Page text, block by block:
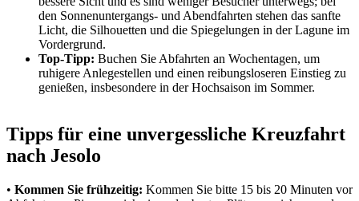
den Sonnenuntergangs- und Abendfahrten stehen das sanfte
Licht, die Silhouetten und die Spiegelungen in der Lagune im
Vordergrund.
Top-Tipp: Buchen Sie Abfahrten an Wochentagen, um
ruhigere Anlegestellen und einen reibungsloseren Einstieg zu
genießen, insbesondere in der Hochsaison im Sommer.
Tipps für eine unvergessliche Kreuzfahrt
nach Jesolo
• Kommen Sie frühzeitig: Kommen Sie bitte 15 bis 20 Minuten vor